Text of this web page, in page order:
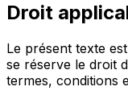
Droit
Le présent texte
se réserve le droit
termes, conditions